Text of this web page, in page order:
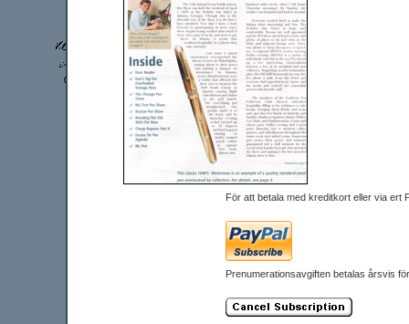
För att betala med kreditkort eller via ert
Prenumerationsavgiften betalas årsvis